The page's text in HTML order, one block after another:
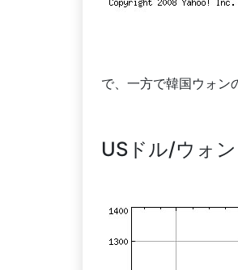
で、一方で韓国ウォン
USドル/ウォ